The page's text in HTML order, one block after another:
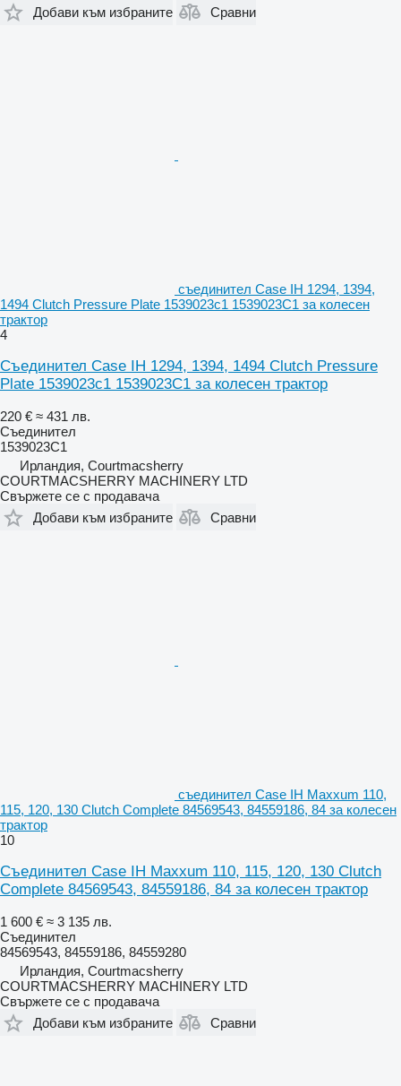
Добави към избраните
Сравни
съединител Case IH 1294, 1394,
1494 Clutch Pressure Plate 1539023c1 1539023C1 за колесен
трактор
4
Съединител Case IH 1294, 1394, 1494 Clutch Pressure
Plate 1539023c1 1539023C1 за колесен трактор
220 € ≈ 431 лв.
Съединител
1539023C1
Ирландия, Courtmacsherry
COURTMACSHERRY MACHINERY LTD
Свържете се с продавача
Добави към избраните
Сравни
съединител Case IH Maxxum 110,
115, 120, 130 Clutch Complete 84569543, 84559186, 84 за колесен
трактор
10
Съединител Case IH Maxxum 110, 115, 120, 130 Clutch
Complete 84569543, 84559186, 84 за колесен трактор
1 600 € ≈ 3 135 лв.
Съединител
84569543, 84559186, 84559280
Ирландия, Courtmacsherry
COURTMACSHERRY MACHINERY LTD
Свържете се с продавача
Добави към избраните
Сравни